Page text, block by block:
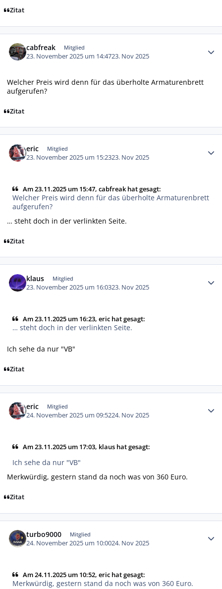
Zitat
cabfreak Mitglied
23. November 2025 um 14:4723. Nov 2025
Welcher Preis wird denn für das überholte Armaturenbrett
aufgerufen?
Zitat
eric Mitglied
23. November 2025 um 15:2323. Nov 2025
Am 23.11.2025 um 15:47, cabfreak hat gesagt:
Welcher Preis wird denn für das überholte Armaturenbrett
aufgerufen?
… steht doch in der verlinkten Seite.
Zitat
klaus Mitglied
23. November 2025 um 16:0323. Nov 2025
Am 23.11.2025 um 16:23, eric hat gesagt:
… steht doch in der verlinkten Seite.
Ich sehe da nur "VB"
Zitat
eric Mitglied
24. November 2025 um 09:5224. Nov 2025
Am 23.11.2025 um 17:03, klaus hat gesagt:
Ich sehe da nur "VB"
Merkwürdig, gestern stand da noch was von 360 Euro.
Zitat
turbo9000 Mitglied
24. November 2025 um 10:0024. Nov 2025
Am 24.11.2025 um 10:52, eric hat gesagt:
Merkwürdig, gestern stand da noch was von 360 Euro.